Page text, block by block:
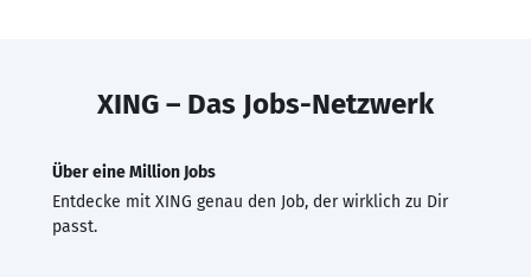
XING – Das Jobs-Netzwerk
Über eine Million Jobs
Entdecke mit XING genau den Job, der wirklich zu Dir
passt.